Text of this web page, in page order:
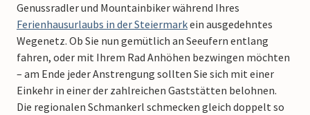
Genussradler und Mountainbiker während Ihres
Ferienhausurlaubs in der Steiermarkein ausgedehntes
Wegenetz. Ob Sie nun gemütlich an Seeufern entlang
fahren, oder mit Ihrem Rad Anhöhen bezwingen möchten
– am Ende jeder Anstrengung sollten Sie sich mit einer
Einkehr in einer der zahlreichen Gaststätten belohnen.
Die regionalen Schmankerl schmecken gleich doppelt so